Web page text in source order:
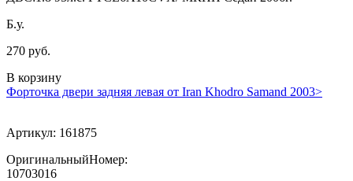
Б.у.
270 руб.
В корзину
Форточка двери задняя левая от Iran Khodro Samand 2003>
Артикул: 161875
ОригинальныйНомер:
10703016